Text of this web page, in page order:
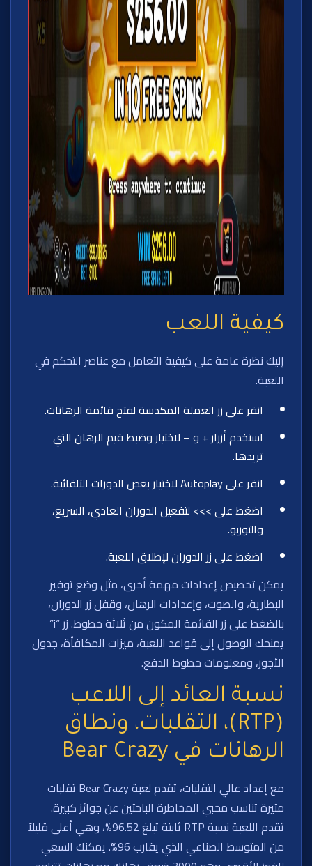
كيفية اللعب
إليك نظرة عامة على كيفية التعامل مع عناصر التحكم في
اللعبة.
انقر على زر العملة المكدسة لفتح قائمة الرهانات.
استخدم أزرار + و – لاختيار وضبط قيم الرهان التي
تريدها.
انقر على Autoplay لاختيار بعض الدورات التلقائية.
اضغط على >>> لتفعيل الدوران العادي، السريع،
والتوربو.
اضغط على زر الدوران لإطلاق اللعبة.
يمكن تخصيص إعدادات مهمة أخرى، مثل وضع توفير
البطارية، والصوت، وإعدادات الرهان، وقفل زر الدوران،
بالضغط على زر القائمة المكون من ثلاثة خطوط. زر “i”
يمنحك الوصول إلى قواعد اللعبة، ميزات المكافأة، جدول
الأجور، ومعلومات خطوط الدفع.
نسبة العائد إلى اللاعب
(RTP)، التقلبات، ونطاق
الرهانات في Bear Crazy
مع إعداد عالي التقلبات، تقدم لعبة Bear Crazy تقلبات
مثيرة تناسب محبي المخاطرة الباحثين عن جوائز كبيرة.
تقدم اللعبة نسبة RTP ثابتة تبلغ 96.52%، وهي أعلى قليلاً
من المتوسط الصناعي الذي يقارب 96%. يمكنك السعي